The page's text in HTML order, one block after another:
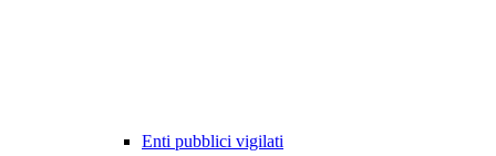
Enti pubblici vigilati